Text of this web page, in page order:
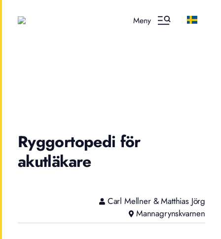
Meny
Ryggortopedi för
akutläkare
Carl Mellner & Matthias Jörg
Mannagrynskvarnen